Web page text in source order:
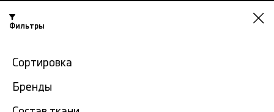
Нижний
Новгород
-15% на ткани по промокоду NY15
ГлавнаяКружевная ткань
Фильтры
Сортировка
Бренды